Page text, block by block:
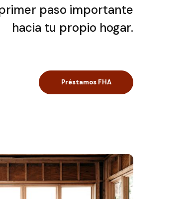
paso importante
hacia tu propio hogar.
Préstamos FHA